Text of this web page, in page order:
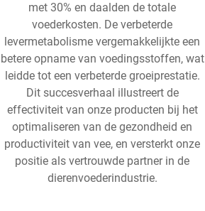
met 30% en daalden de totale
voederkosten. De verbeterde
levermetabolisme vergemakkelijkte een
betere opname van voedingsstoffen, wat
leidde tot een verbeterde groeiprestatie.
Dit succesverhaal illustreert de
effectiviteit van onze producten bij het
optimaliseren van de gezondheid en
productiviteit van vee, en versterkt onze
positie als vertrouwde partner in de
dierenvoederindustrie.